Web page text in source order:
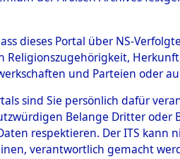
dieses Portal über NS-
Religionszugehörigkeit,
und Parteien oder
sind Sie persönlich dafür
Belange Dritter
respektieren. Der ITS
verantwortlich gemacht